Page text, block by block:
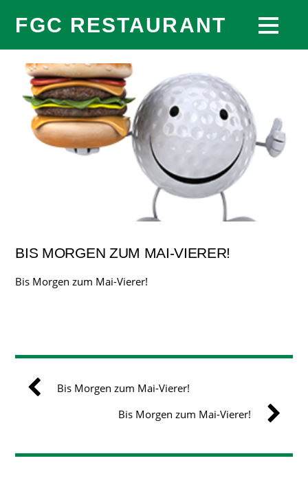
FGC RESTAURANT
BIS MORGEN ZUM MAI-VIERER!
Bis Morgen zum Mai-Vierer!
Bis Morgen zum Mai-Vierer!
Bis Morgen zum Mai-Vierer!